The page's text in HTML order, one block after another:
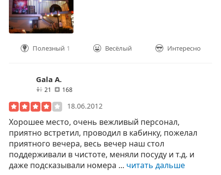
Полезный 1 Весёлый Интересно
Gala A.
21 друзей
168отзывов
18.06.2012
Хорошее место, очень вежливый персонал,
приятно встретил, проводил в кабинку, пожелал
приятного вечера, весь вечер наш стол
поддерживали в чистоте, меняли посуду и т.д. и
даже подсказывали номера ... читать дальше